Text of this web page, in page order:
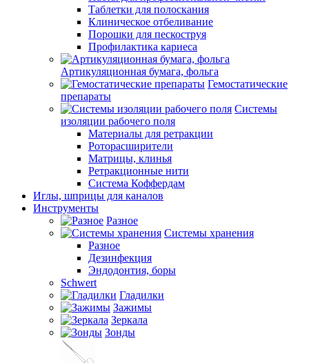
Таблетки для полоскания
Клиническое отбеливание
Порошки для пескоструя
Профилактика кариеса
Артикуляционная бумага, фольга
Гемостатические
препараты
Системы
изоляции рабочего поля
Материалы для ретракции
Роторасширители
Матрицы, клинья
Ретракционные нити
Система Коффердам
Иглы, шприцы для каналов
Инструменты
Разное
Системы хранения
Разное
Дезинфекция
Эндодонтия, боры
Schwert
Гладилки
Зажимы
Зеркала
Зонды